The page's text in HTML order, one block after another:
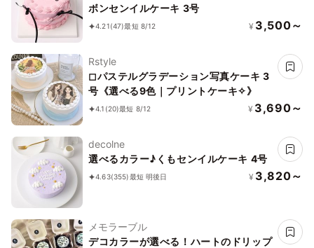
ボンセンイルケーキ 3号
4.21(47)最短 8/12 ¥ 3,500～
Rstyle
◻︎パステルグラデーション写真ケーキ 3
号《選べる9色｜プリントケーキ✧》
4.1 (20)最短 8/12 ¥ 3,690～
decolne
選べるカラー♪くもセンイルケーキ 4号
4.63(355)最短 明後日 ¥ 3,820～
メモラーブル
デコカラーが選べる！ハートのドリップ